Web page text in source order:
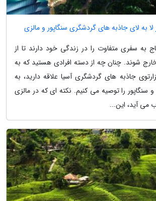
به لای جاذبه های گردشگری سنگاپور و مالزی
به سفری متفاوت را در زندگی خود دارند تا از
شوند. چنان چه از دسته افرادی هستید که به
جاذبه های گردشگری آسیا علاقه دارید، به
را توصیه می کنیم. نکته ای که در مالزی
می آید، این...